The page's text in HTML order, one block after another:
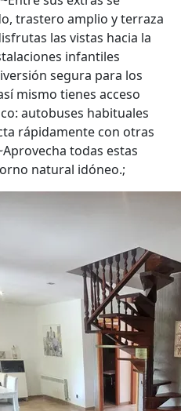
trastero amplio y terraza
las vistas hacia la
infantiles
segura para los
mismo tienes acceso
autobuses habituales
rápidamente con otras
todas estas
natural idóneo.;